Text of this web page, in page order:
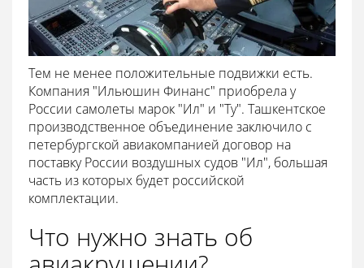
Тем не менее положительные подвижки есть.
Компания "Ильюшин Финанс" приобрела у
России самолеты марок "Ил" и "Ту". Ташкентское
производственное объединение заключило с
петербургской авиакомпанией договор на
поставку России воздушных судов "Ил", большая
часть из которых будет российской
комплектации.
Что нужно знать об